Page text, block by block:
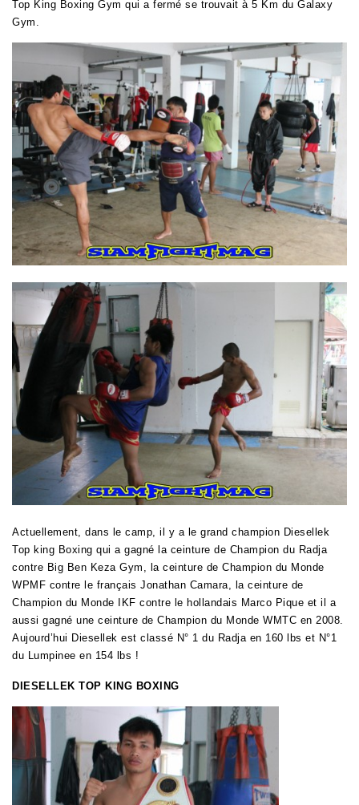
Top King Boxing Gym qui a fermé se trouvait à 5 Km du Galaxy
Gym.
Actuellement, dans le camp, il y a le grand champion Diesellek
Top king Boxing qui a gagné la ceinture de Champion du Radja
contre Big Ben Keza Gym, la ceinture de Champion du Monde
WPMF contre le français Jonathan Camara, la ceinture de
Champion du Monde IKF contre le hollandais Marco Pique et il a
aussi gagné une ceinture de Champion du Monde WMTC en 2008.
Aujourd’hui Diesellek est classé N° 1 du Radja en 160 lbs et N°1
du Lumpinee en 154 lbs !
DIESELLEK TOP KING BOXING